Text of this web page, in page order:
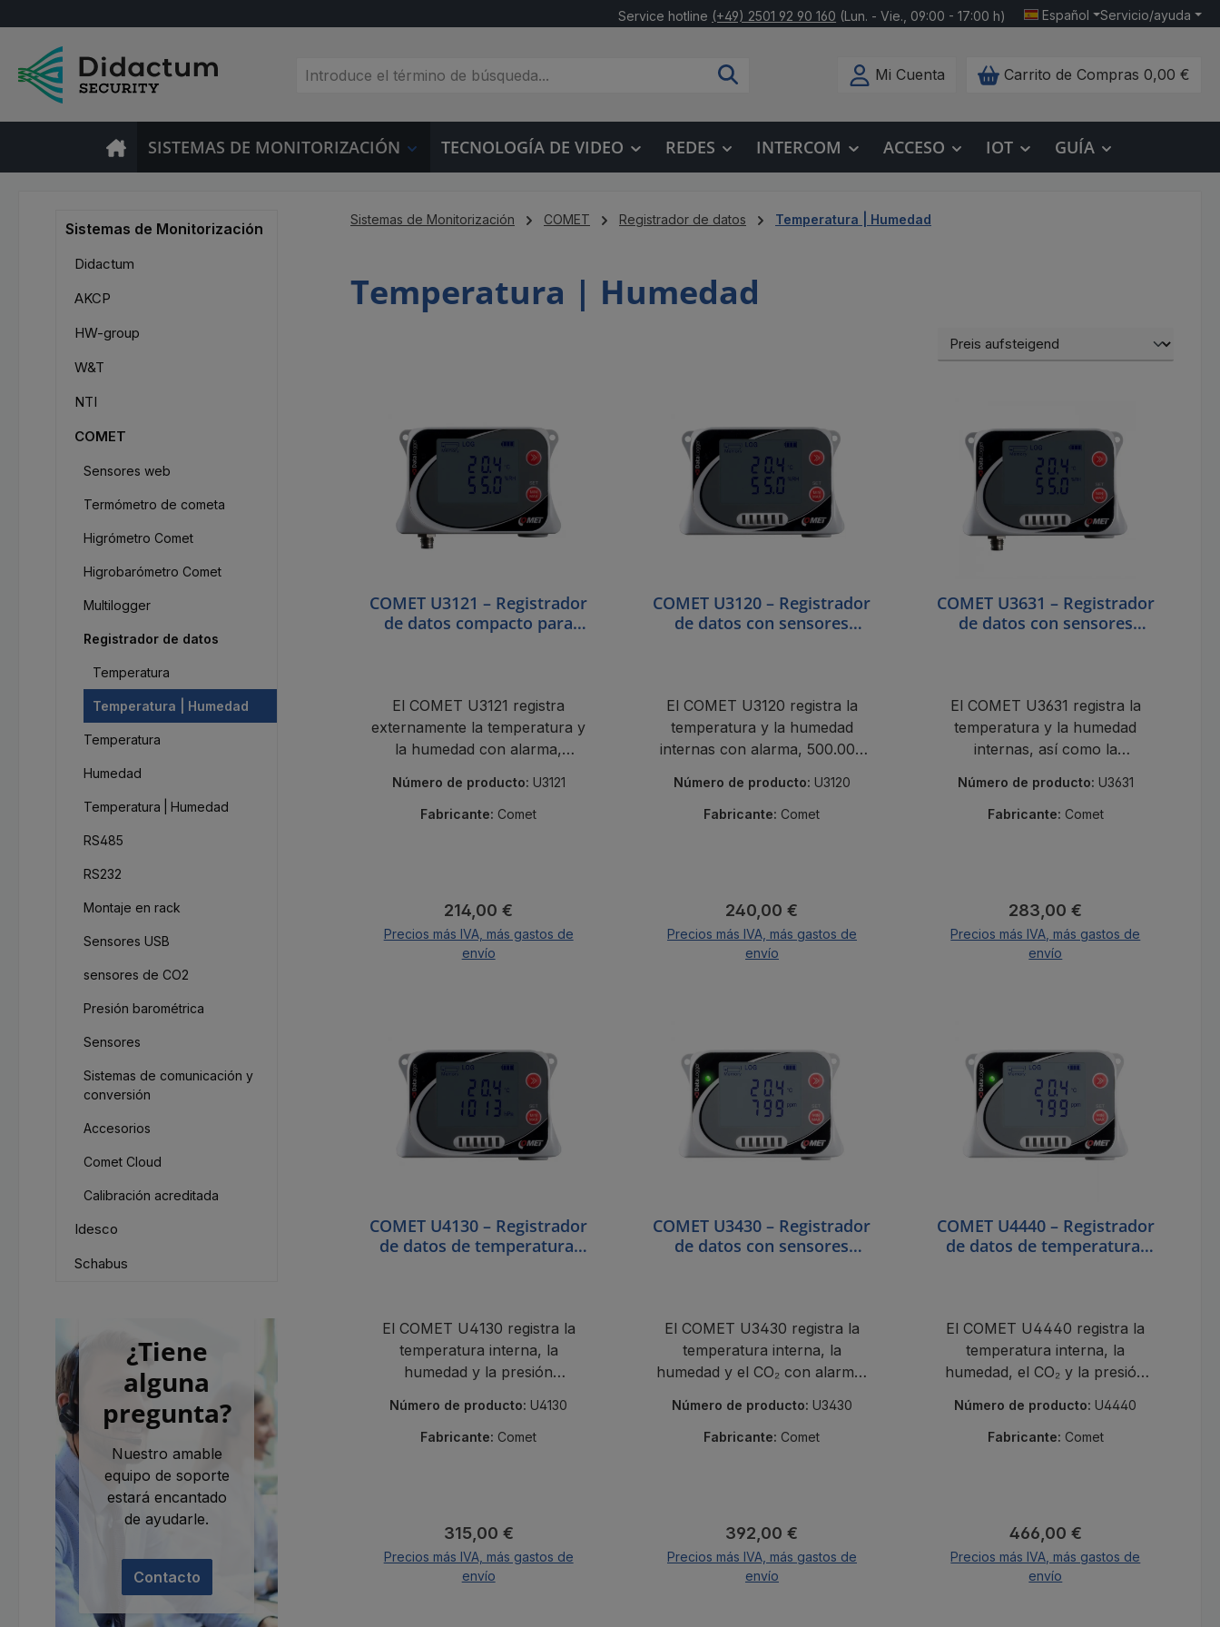
Service hotline (+49) 2501 92 90 160 (Lun. - Vie., 09:00 - 17:00 h) Español Servicio/ayuda
Mi Cuenta Carrito de Compras 0,00 €
SISTEMAS DE MONITORIZACIÓN TECNOLOGÍA DE VIDEO REDES INTERCOM ACCESO IOT GUÍA
Sistemas de Monitorización
Didactum
AKCP
HW-group
W&T
NTI
COMET
Sensores web
Termómetro de cometa
Higrómetro Comet
Higrobarómetro Comet
Multilogger
Registrador de datos
Temperatura
Temperatura | Humedad
Temperatura
Humedad
Temperatura | Humedad
RS485
RS232
Montaje en rack
Sensores USB
sensores de CO2
Presión barométrica
Sensores
Sistemas de comunicación y
conversión
Accesorios
Comet Cloud
Calibración acreditada
Idesco
Schabus
¿Tiene
alguna
pregunta?
Nuestro amable
equipo de soporte
estará encantado
de ayudarle.
Contacto
Sistemas de Monitorización COMET Registrador de datos Temperatura | Humedad
Temperatura | Humedad
COMET U3121 – Registrador
de datos compacto para
El COMET U3121 registra
externamente la temperatura y
la humedad con alarma,
de calibración.
Número de producto: U3121
Fabricante: Comet
Precio normal:
214,00 €
Precios más IVA, más gastos de
envío
COMET U3120 – Registrador
de datos con sensores
El COMET U3120 registra la
temperatura y la humedad
internas con alarma, 500.000
calibración.
Número de producto: U3120
Fabricante: Comet
Precio normal:
240,00 €
Precios más IVA, más gastos de
envío
COMET U3631 – Registrador
de datos con sensores
El COMET U3631 registra la
temperatura y la humedad
internas, así como la
con alarma, 500.000 lecturas y
un certificado de calibración.
Número de producto: U3631
Fabricante: Comet
Precio normal:
283,00 €
Precios más IVA, más gastos de
envío
COMET U4130 – Registrador
de datos de temperatura,
El COMET U4130 registra la
temperatura interna, la
humedad y la presión
500.000 puntos de datos y un
certificado de calibración.
Número de producto: U4130
Fabricante: Comet
Precio normal:
315,00 €
Precios más IVA, más gastos de
envío
COMET U3430 – Registrador
de datos con sensores
El COMET U3430 registra la
temperatura interna, la
humedad y el CO₂ con alarma,
certificado de calibración.
Número de producto: U3430
Fabricante: Comet
Precio normal:
392,00 €
Precios más IVA, más gastos de
envío
COMET U4440 – Registrador
de datos de temperatura,
El COMET U4440 registra la
temperatura interna, la
humedad, el CO₂ y la presión
500.000 puntos de datos y un
certificado de calibración.
Número de producto: U4440
Fabricante: Comet
Precio normal:
466,00 €
Precios más IVA, más gastos de
envío